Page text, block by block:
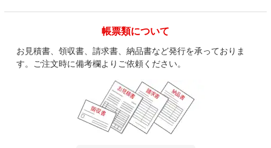
帳票類について
お見積書、領収書、請求書、納品書など発行を承っておりま
す。ご注文時に備考欄よりご依頼ください。